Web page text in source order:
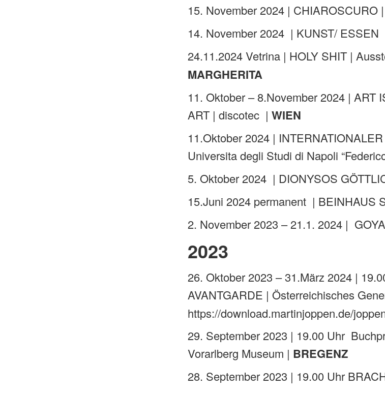
15. November 2024 | CHIAROSCURO
14. November 2024 | KUNST/
24.11.2024 Vetrina | HOLY SHIT |
MARGHERITA
11. Oktober – 8.November 2024 | ART
ART | discotec |WIEN
11.Oktober 2024 |
Universita degli Studi di Napoli
5. Oktober 2024 | DIONYSOS
15.Juni 2024 permanent | BEINHAUS
2. November 2023 – 21.1. 2024 |
2023
26. Oktober 2023 – 31.März 2024 |
AVANTGARDE | Österreichisches
https://download.martinjoppen.de/
29. September 2023 | 19.00 Uhr
Vorarlberg Museum | BREGENZ
28. September 2023 | 19.00 Uhr